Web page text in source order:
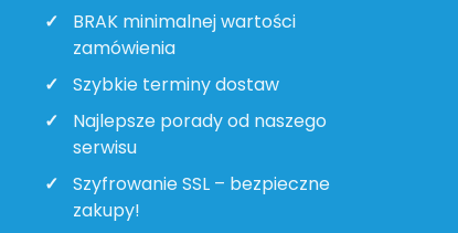
BRAK minimalnej wartości
zamówienia
Szybkie terminy dostaw
Najlepsze porady od naszego
serwisu
Szyfrowanie SSL – bezpieczne
zakupy!